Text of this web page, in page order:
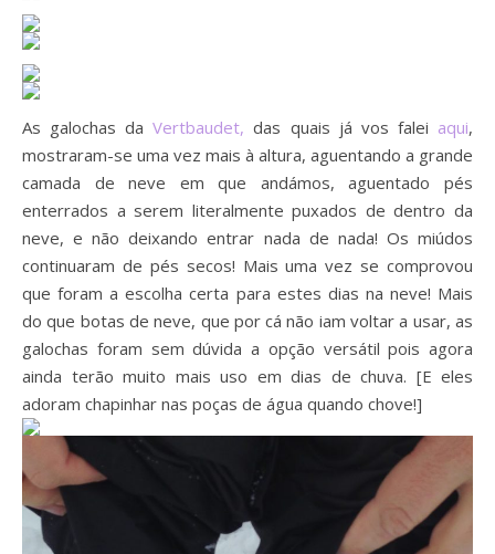
As galochas daVertbaudet, das quais já vos falei aqui,
mostraram-se uma vez mais à altura, aguentando a grande
camada de neve em que andámos, aguentado pés
enterrados a serem literalmente puxados de dentro da
neve, e não deixando entrar nada de nada! Os miúdos
continuaram de pés secos! Mais uma vez se comprovou
que foram a escolha certa para estes dias na neve! Mais
do que botas de neve, que por cá não iam voltar a usar, as
galochas foram sem dúvida a opção versátil pois agora
ainda terão muito mais uso em dias de chuva. [E eles
adoram chapinhar nas poças de água quando chove!]